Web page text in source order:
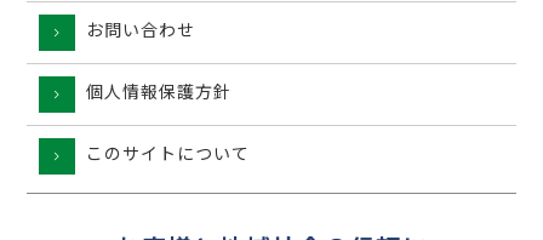
お問い合わせ
個人情報保護方針
このサイトについて